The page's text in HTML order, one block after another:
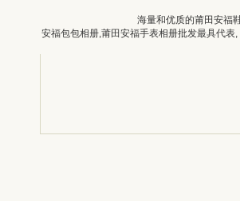
海量和优质的莆田安福
安福包包相册,莆田安福手表相册批发最具代